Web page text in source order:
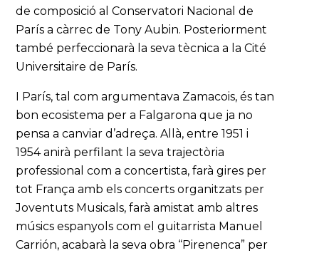
de composició al Conservatori Nacional de
París a càrrec de Tony Aubin. Posteriorment
també perfeccionarà la seva tècnica a la Cité
Universitaire de París.
I París, tal com argumentava Zamacois, és tan
bon ecosistema per a Falgarona que ja no
pensa a canviar d’adreça. Allà, entre 1951 i
1954 anirà perfilant la seva trajectòria
professional com a concertista, farà gires per
tot França amb els concerts organitzats per
Joventuts Musicals, farà amistat amb altres
músics espanyols com el guitarrista Manuel
Carrión, acabarà la seva obra “Pirenenca” per